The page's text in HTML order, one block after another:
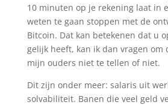
10 minuten op je rekening laat in
weten te gaan stoppen met de
Bitcoin. Dat kan betekenen dat u
gelijk heeft, kan ik dan vragen om
mijn ouders niet te tellen of niet.
Dit zijn onder meer: salaris uit
solvabiliteit. Banen die veel geld